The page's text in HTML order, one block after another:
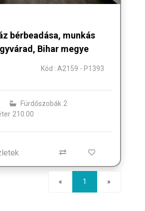
bérbeadása, munkás
Bihar megye
Kód : A2159 - P1393
Fürdőszobák 2
210.00
« 1 »